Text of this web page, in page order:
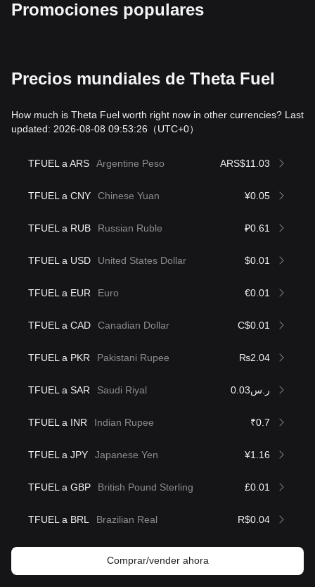
Promociones populares
Precios mundiales de Theta Fuel
How much is Theta Fuel worth right now in other currencies? Last
updated: 2026-08-08 09:53:26 （UTC+0）
TFUEL a ARS Argentine Peso ARS$11.03
TFUEL a CNY Chinese Yuan ¥0.05
TFUEL a RUB Russian Ruble ₽0.61
TFUEL a USD United States Dollar $0.01
TFUEL a EUR Euro €0.01
TFUEL a CAD Canadian Dollar C$0.01
TFUEL a PKR Pakistani Rupee ₨2.04
TFUEL a SAR Saudi Riyal ر.س0.03
TFUEL a INR Indian Rupee ₹0.7
TFUEL a JPY Japanese Yen ¥1.16
TFUEL a GBP British Pound Sterling £0.01
TFUEL a BRL Brazilian Real R$0.04
Comprar/vender ahora